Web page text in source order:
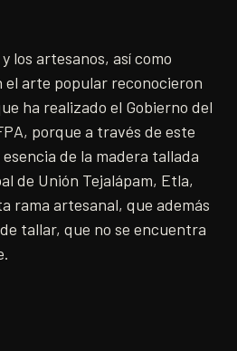
los artesanos, así como
el arte popular reconocieron
ha realizado el Gobierno del
porque a través de este
de la madera tallada
de Unión Tejalápam, Etla,
rama artesanal, que además
tallar, que no se encuentra